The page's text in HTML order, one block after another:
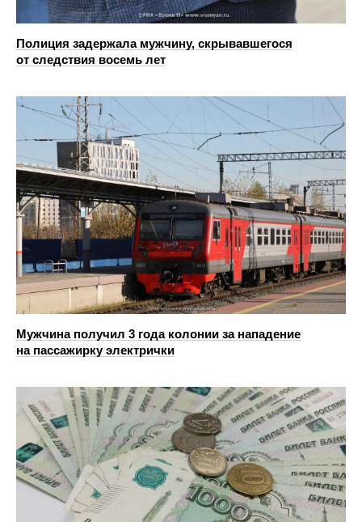
Полиция задержала мужчину, скрывавшегося
от следствия восемь лет
Мужчина получил 3 года колонии за нападение
на пассажирку электрички